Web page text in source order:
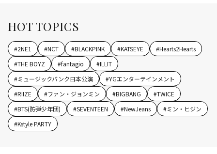
HOT TOPICS
#2NE1 #NCT #BLACKPINK #KATSEYE #Hearts2Hearts
#THE BOYZ #fantagio #ILLIT
#ミュージックバンク日本公演 #YGエンターテインメント
#RIIZE #ファン・ジョンミン #BIGBANG #TWICE
#BTS(防弾少年団) #SEVENTEEN #NewJeans #ミン・ヒジン
#Kstyle PARTY